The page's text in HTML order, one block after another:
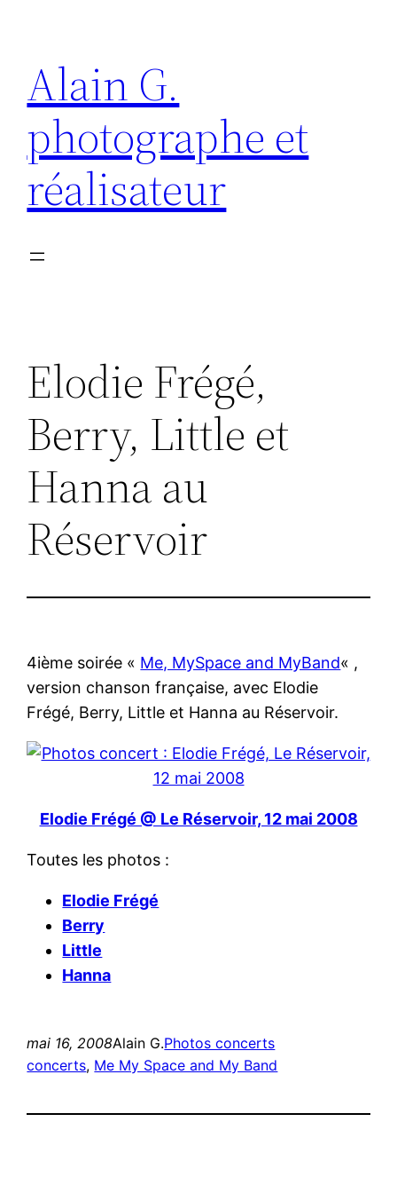
contenu
Alain G.
photographe et
réalisateur
Elodie Frégé,
Berry, Little et
Hanna au
Réservoir
4ième soirée « Me, MySpace and MyBand« ,
version chanson française, avec Elodie
Frégé, Berry, Little et Hanna au Réservoir.
Elodie Frégé @ Le Réservoir, 12 mai 2008
Toutes les photos :
Elodie Frégé
Berry
Little
Hanna
mai 16, 2008Alain G.Photos concerts
concerts, Me My Space and My Band